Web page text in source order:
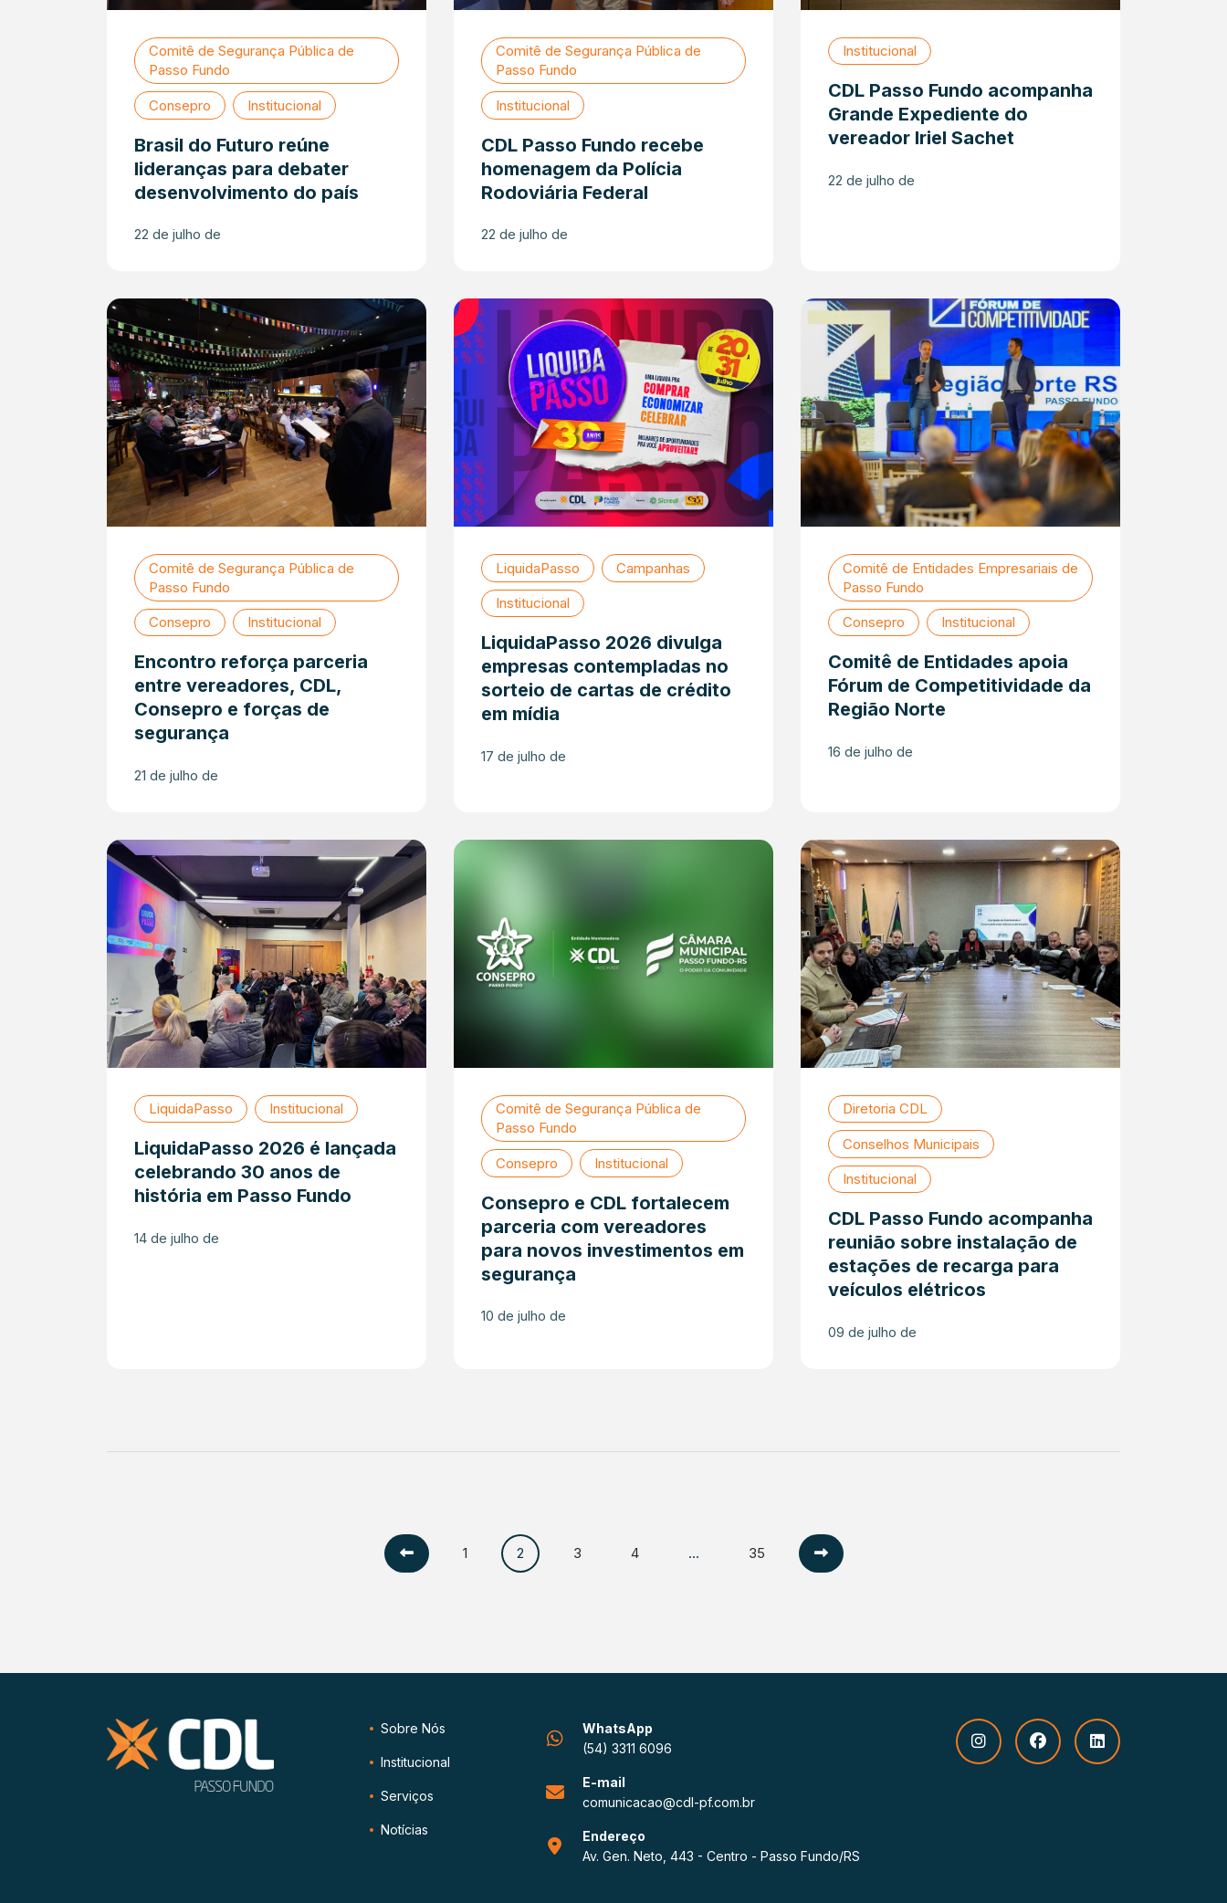
Comitê de Segurança Pública de
Passo Fundo
Consepro Institucional
Brasil do Futuro reúne
lideranças para debater
desenvolvimento do país
22 de julho de
Comitê de Segurança Pública de
Passo Fundo
Institucional
CDL Passo Fundo recebe
homenagem da Polícia
Rodoviária Federal
22 de julho de
Institucional
CDL Passo Fundo acompanha
Grande Expediente do
vereador Iriel Sachet
22 de julho de
Comitê de Segurança Pública de
Passo Fundo
Consepro Institucional
Encontro reforça parceria
entre vereadores, CDL,
Consepro e forças de
segurança
21 de julho de
LiquidaPasso Campanhas
Institucional
LiquidaPasso 2026 divulga
empresas contempladas no
sorteio de cartas de crédito
em mídia
17 de julho de
Comitê de Entidades Empresariais de
Passo Fundo
Consepro Institucional
Comitê de Entidades apoia
Fórum de Competitividade da
Região Norte
16 de julho de
LiquidaPasso Institucional
LiquidaPasso 2026 é lançada
celebrando 30 anos de
história em Passo Fundo
14 de julho de
Comitê de Segurança Pública de
Passo Fundo
Consepro Institucional
Consepro e CDL fortalecem
parceria com vereadores
para novos investimentos em
segurança
10 de julho de
Diretoria CDL
Conselhos Municipais
Institucional
CDL Passo Fundo acompanha
reunião sobre instalação de
estações de recarga para
veículos elétricos
09 de julho de
1 2 3 4 … 35
Sobre Nós
Institucional
Serviços
Notícias
WhatsApp
(54) 3311 6096
E-mail
comunicacao@cdl-pf.com.br
Endereço
Av. Gen. Neto, 443 - Centro - Passo Fundo/RS